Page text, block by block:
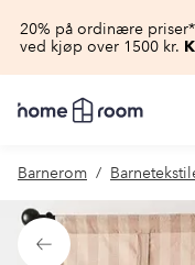
20% på ordinære
ved kjøp over 1500 kr.
Homeroom
–
hjemmet
lav
pris
Barnerom
Tilbake